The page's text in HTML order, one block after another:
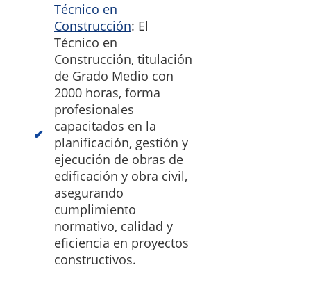
Técnico en
Construcción: El
Técnico en
Construcción, titulación
de Grado Medio con
2000 horas, forma
profesionales
capacitados en la
planificación, gestión y
ejecución de obras de
edificación y obra civil,
asegurando
cumplimiento
normativo, calidad y
eficiencia en proyectos
constructivos.